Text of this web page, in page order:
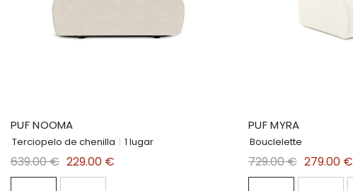
PUF NOOMA
Terciopelo de chenilla | 1 lugar
639.00 € 229.00 €
PUF MYRA
Bouclelette
729.00 € 279.00 €